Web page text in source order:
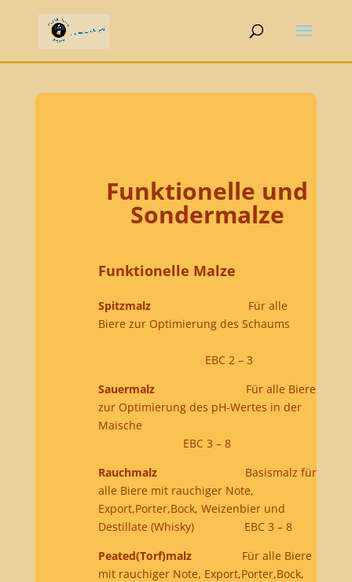
Funktionelle und
Sondermalze
Funktionelle Malze
SpitzmalzFür alle
Biere zur Optimierung des Schaums
EBC 2 – 3
SauermalzFür alle Biere
zur Optimierung des pH-Wertes in der
Maische
EBC 3 – 8
RauchmalzBasismalz für
alle Biere mit rauchiger Note,
Export,Porter,Bock, Weizenbier und
Destillate (Whisky) EBC 3 – 8
Peated(Torf)malzFür alle Biere
mit rauchiger Note, Export,Porter,Bock,